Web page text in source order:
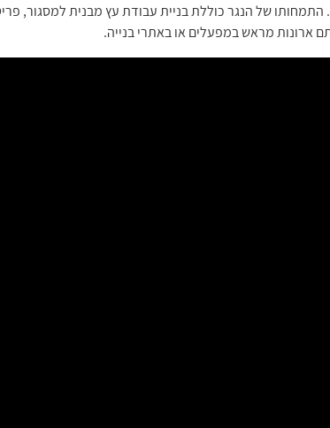
של הנגר כוללת בניית עבודת עץ מבנית למסגור,
ארונות מראש במפעלים או באתרי בנייה.